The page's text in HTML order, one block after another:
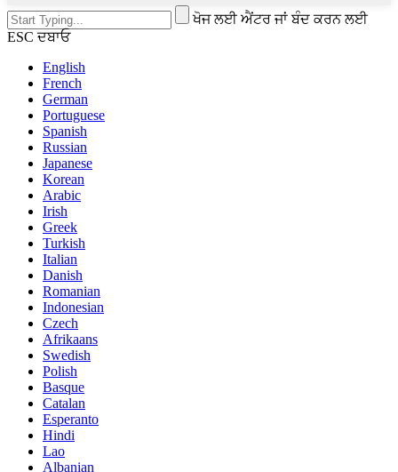
ਖੋਜ ਲਈ ਐਂਟਰ ਜਾਂ ਬੰਦ ਕਰਨ ਲਈ
ESC ਦਬਾਓ
English
French
German
Portuguese
Spanish
Russian
Japanese
Korean
Arabic
Irish
Greek
Turkish
Italian
Danish
Romanian
Indonesian
Czech
Afrikaans
Swedish
Polish
Basque
Catalan
Esperanto
Hindi
Lao
Albanian